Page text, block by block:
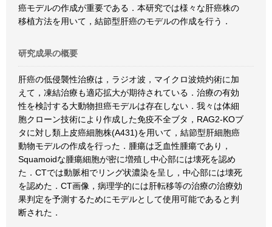
癌モデルの作成が重要である．本研究では様々な肝癌株の
移植方法を用いて，結節型肝癌のモデルの作成を行う．
研究成果の概要
肝癌の低侵襲性治療は，ラジオ波，マイクロ波焼灼術に加
えて，凍結治療も適応拡大が期待されている．治療の有効
性を検討する大動物担癌モデルは存在しない．我々は体細
胞クローン技術により作成した免疫不全ブタ，RAG2-KOブ
タに対し類上皮癌細胞株(A431)を用いて，結節型肝細胞癌
動物モデルの作成を行った．腫瘍は乏血性腫瘍であり，
Squamoidな腫瘍細胞が密に増殖し中心部には壊死を認め
た．CTでは動脈相でリング状濃染を呈し，中心部には壊死
を認めた．CT画像，病理学的には肝転移等の治療の治療効
果判定を予測するためにモデルとして使用可能であると判
断された．